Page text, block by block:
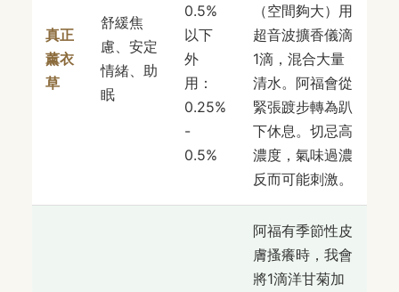
真正
薰衣
草
舒緩焦
慮、安定
情緒、助
眠
0.5%
以下
外
用：
0.25%
-
0.5%
（空間夠大）用
超音波擴香儀滴
1滴，混合大量
清水。阿福會從
緊張踱步轉為趴
下休息。切忌高
濃度，氣味過濃
反而可能刺激。
阿福有季節性皮
膚搔癢時，我會
將1滴洋甘菊加